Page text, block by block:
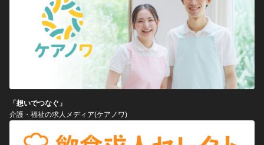
「想いでつなぐ」
介護・福祉の求人メディア(ケアノワ)